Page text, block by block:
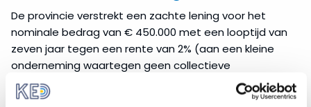
De provincie verstrekt een zachte lening voor het
nominale bedrag van € 450.000 met een looptijd van
zeven jaar tegen een rente van 2% (aan een kleine
onderneming waartegen geen collectieve
insolventieprocedure loopt). Wanneer er tevens aan
alle overige voorwaarden van de AGVV wordt voldaan,